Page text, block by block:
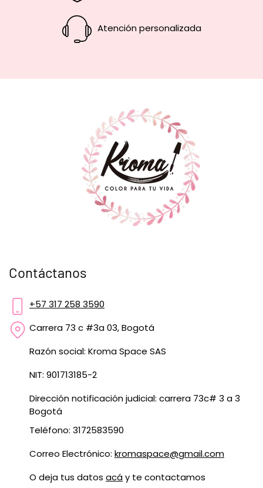
Atención personalizada
Contáctanos
+57 317 258 3590
Carrera 73 c #3a 03, Bogotá
Razón social: Kroma Space SAS
NIT: 901713185-2
Dirección notificación judicial: carrera 73c# 3 a 3
Bogotá
Teléfono: 3172583590
Correo Electrónico: kromaspace@gmail.com
O deja tus datos acáy te contactamos